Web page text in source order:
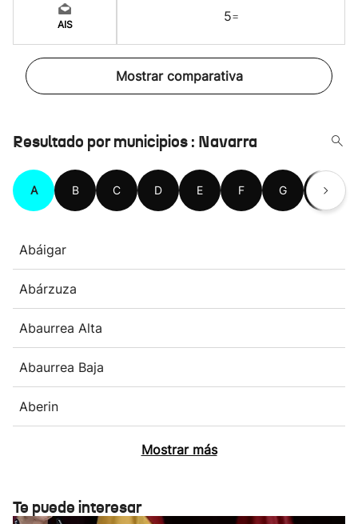
AIS
5=
Mostrar comparativa
Resultado por municipios : Navarra
A B C D E F G H
Abáigar
Abárzuza
Abaurrea Alta
Abaurrea Baja
Aberin
Mostrar más
Te puede interesar